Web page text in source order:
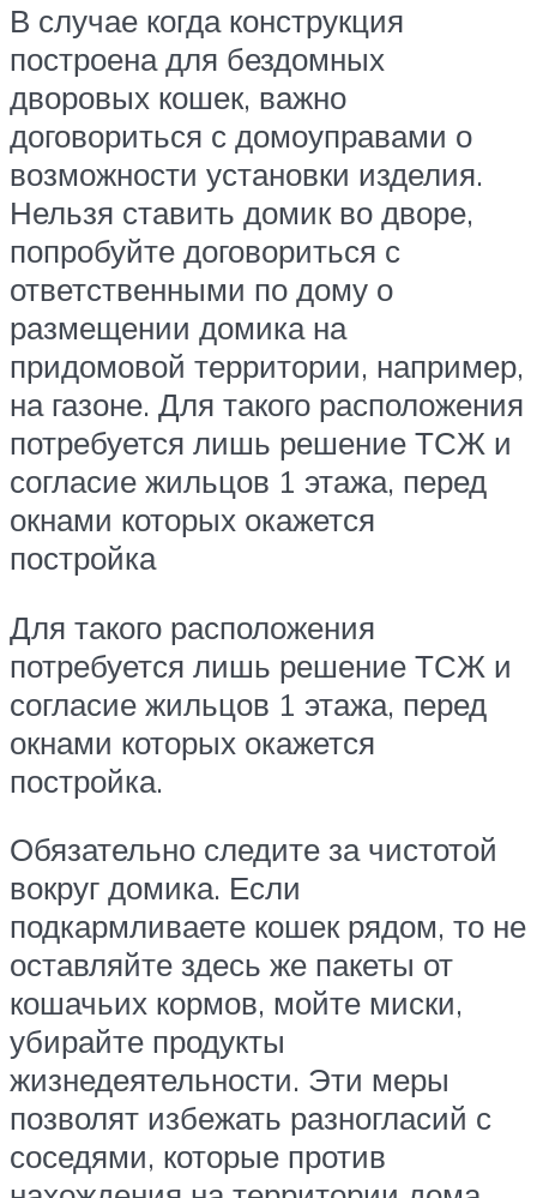
В случае когда конструкция
построена для бездомных
дворовых кошек, важно
договориться с домоуправами о
возможности установки изделия.
Нельзя ставить домик во дворе,
попробуйте договориться с
ответственными по дому о
размещении домика на
придомовой территории, например,
на газоне. Для такого расположения
потребуется лишь решение ТСЖ и
согласие жильцов 1 этажа, перед
окнами которых окажется
постройка
Для такого расположения
потребуется лишь решение ТСЖ и
согласие жильцов 1 этажа, перед
окнами которых окажется
постройка.
Обязательно следите за чистотой
вокруг домика. Если
подкармливаете кошек рядом, то не
оставляйте здесь же пакеты от
кошачьих кормов, мойте миски,
убирайте продукты
жизнедеятельности. Эти меры
позволят избежать разногласий с
соседями, которые против